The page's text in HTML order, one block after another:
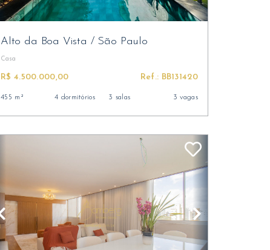
Alto da Boa Vista / São Paulo
Casa
R$ 4.500.000,00 Ref.: BB131420
455 m² 4 dormitórios 3 salas 3 vagas